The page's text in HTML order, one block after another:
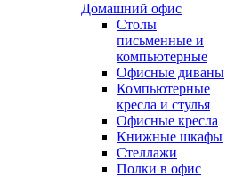
Домашний офис
Столы
письменные и
компьютерные
Офисные диваны
Компьютерные
кресла и стулья
Офисные кресла
Книжные шкафы
Стеллажи
Полки в офис